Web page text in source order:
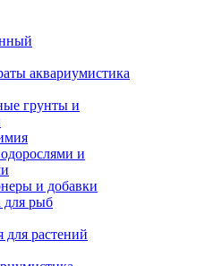
аквариумистика
грунты и
и
и добавки
для рыб
для растений